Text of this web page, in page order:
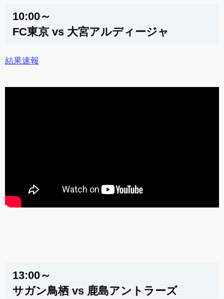
10:00～
FC東京 vs 大宮アルディージャ
結果速報
13:00～
サガン鳥栖 vs 鹿島アントラーズ